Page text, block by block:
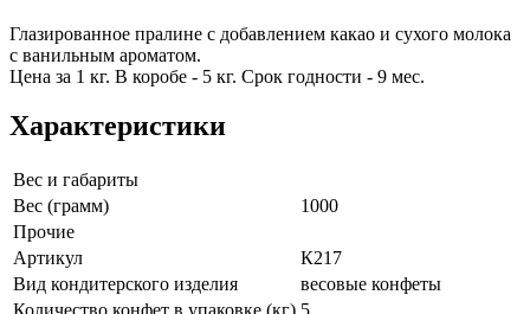
Глазированное пралине с добавлением какао и сухого молока
с ванильным ароматом.
Цена за 1 кг. В коробе - 5 кг. Срок годности - 9 мес.
Характеристики
Вес и габариты
Вес (грамм)
1000
Прочие
Артикул
К217
Вид кондитерского изделия
весовые конфеты